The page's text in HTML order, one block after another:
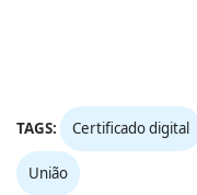
TAGS: Certificado digital
União